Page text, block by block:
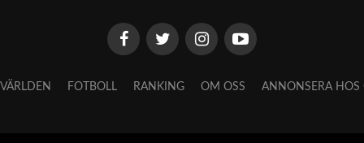
VÄRLDEN FOTBOLL RANKING OM OSS ANNONSERA HOS